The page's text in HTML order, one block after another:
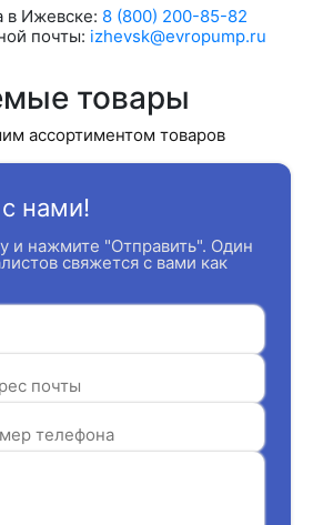
в Ижевске: 8 (800) 200-85-82
почты: izhevsk@evropump.ru
товары
ассортиментом товаров
нами!
и нажмите "Отправить". Один
свяжется с вами как